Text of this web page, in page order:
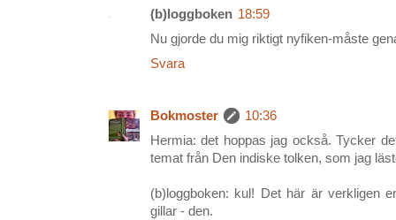
(b)loggboken 18:59
Nu gjorde du mig riktigt nyfiken-måste
Svara
Bokmoster
10:36
Hermia: det hoppas jag också. Tycker
temat från Den indiske tolken, som jag
(b)loggboken: kul! Det här är verkligen
gillar - den.